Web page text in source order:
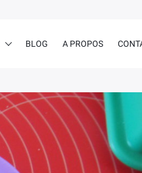
BLOG A PROPOS